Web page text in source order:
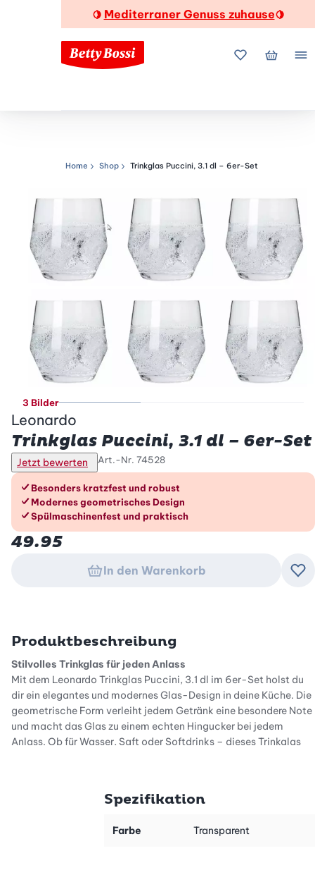
🍋 Mediterraner Genuss zuhause🍋
MeineMein
Navigationspfad
Home Shop Trinkglas Puccini, 3.1 dl – 6er-Set
3 Bilder
Leonardo
Trinkglas Puccini, 3.1 dl – 6er-Set
Jetzt bewerten Art.-Nr. 74528
Die Vorteile im Überblick
Besonders kratzfest und robust
Modernes geometrisches Design
Spülmaschinenfest und praktisch
49.95
In den Warenkorb
Produktbeschreibung
Stilvolles Trinkglas für jeden Anlass
Mit dem Leonardo Trinkglas Puccini, 3.1 dl im 6er-Set holst du
dir ein elegantes und modernes Glas-Design in deine Küche. Die
geometrische Form verleiht jedem Getränk eine besondere Note
und macht das Glas zu einem echten Hingucker bei jedem
Anlass. Ob für Wasser, Saft oder Softdrinks – dieses Trinkglas
Langlebige Qualität durch innovative Technologien
hochwertige Verarbeitung. Dank der Teqton Technologie besitzt
Spezifikation
Farbe Transparent